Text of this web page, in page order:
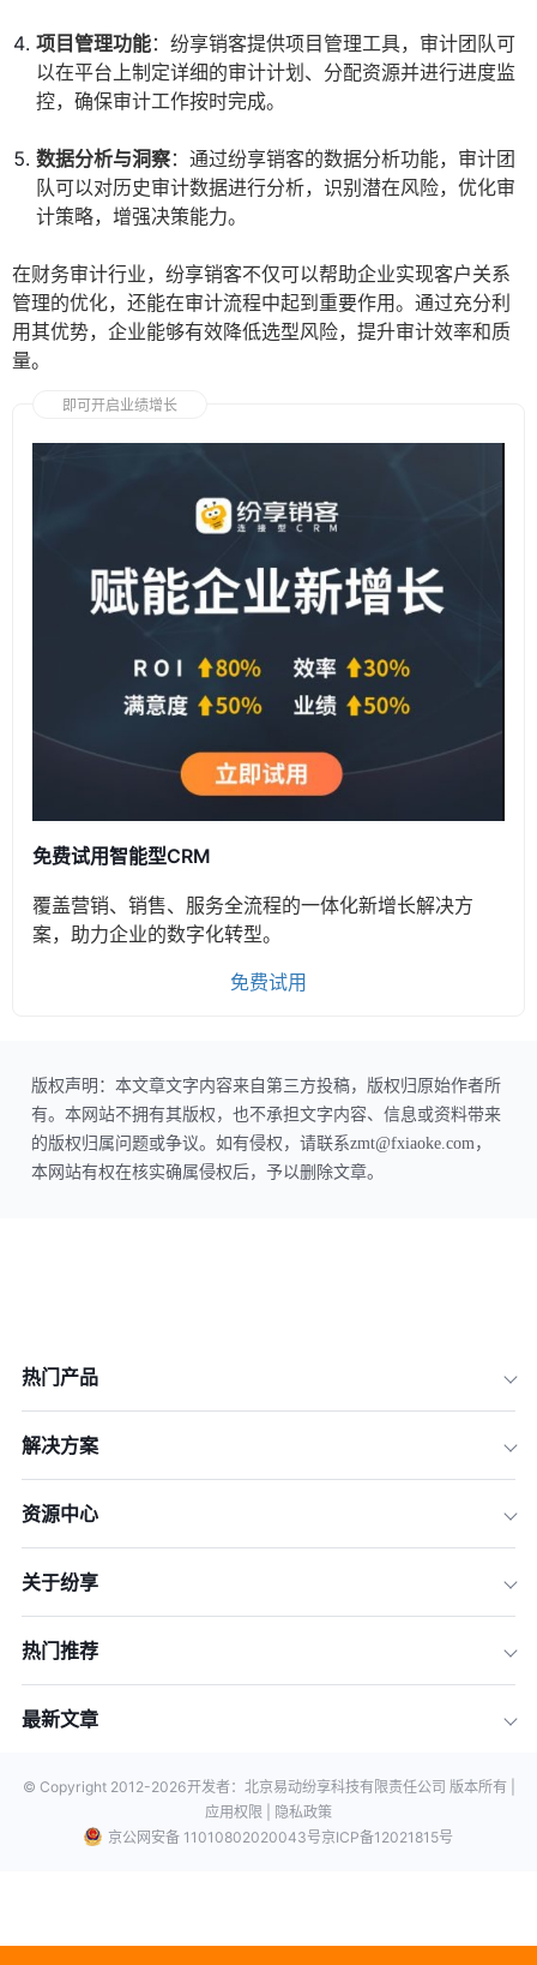
项目管理功能：纷享销客提供项目管理工具，审计团队可
以在平台上制定详细的审计计划、分配资源并进行进度监
控，确保审计工作按时完成。
数据分析与洞察：通过纷享销客的数据分析功能，审计团
队可以对历史审计数据进行分析，识别潜在风险，优化审
计策略，增强决策能力。
在财务审计行业，纷享销客不仅可以帮助企业实现客户关系
管理的优化，还能在审计流程中起到重要作用。通过充分利
用其优势，企业能够有效降低选型风险，提升审计效率和质
量。
即可开启业绩增长
免费试用智能型CRM
覆盖营销、销售、服务全流程的一体化新增长解决方
案，助力企业的数字化转型。
免费试用
版权声明：本文章文字内容来自第三方投稿，版权归原始作者所
有。本网站不拥有其版权，也不承担文字内容、信息或资料带来
的版权归属问题或争议。如有侵权，请联系zmt@fxiaoke.com，
本网站有权在核实确属侵权后，予以删除文章。
热门产品
解决方案
资源中心
关于纷享
热门推荐
最新文章
© Copyright 2012-2026开发者：北京易动纷享科技有限责任公司 版本所有 |
应用权限 |
隐私政策
京公网安备 11010802020043号京ICP备12021815号